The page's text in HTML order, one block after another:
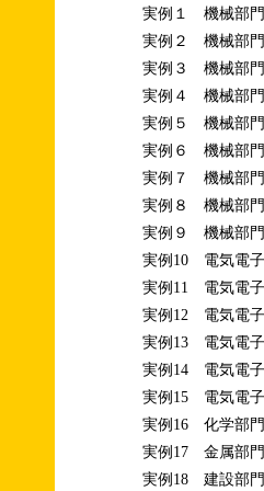
実例１ 機械部門
実例２ 機械部門
実例３ 機械部門
実例４ 機械部門
実例５ 機械部門
実例６ 機械部門
実例７ 機械部門
実例８ 機械部門
実例９ 機械部門
実例10 電気電子
実例11 電気電子
実例12 電気電子
実例13 電気電子
実例14 電気電子
実例15 電気電子
実例16 化学部門
実例17 金属部門
実例18 建設部門